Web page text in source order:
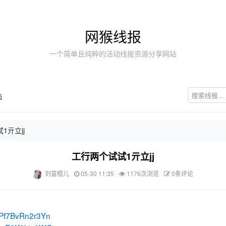
网猴线报
一个简单且纯粹的活动线报资源分享网站
1亓立jj
工行两个试试1亓立jj
刘富棍儿 05-30 11:35 1176次浏览 0条评论